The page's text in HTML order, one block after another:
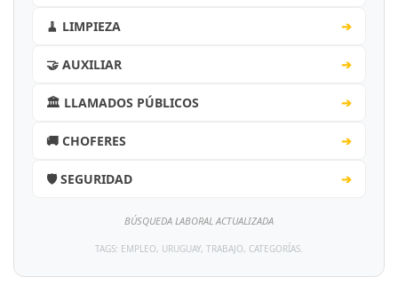
🧹 LIMPIEZA ➔
🤝 AUXILIAR ➔
🏛️ LLAMADOS PÚBLICOS ➔
🚚 CHOFERES ➔
🛡️ SEGURIDAD ➔
BÚSQUEDA LABORAL ACTUALIZADA
TAGS: EMPLEO, URUGUAY, TRABAJO, CATEGORÍAS.